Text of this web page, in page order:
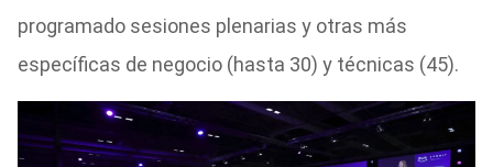
programado sesiones plenarias y otras más
específicas de negocio (hasta 30) y técnicas (45).